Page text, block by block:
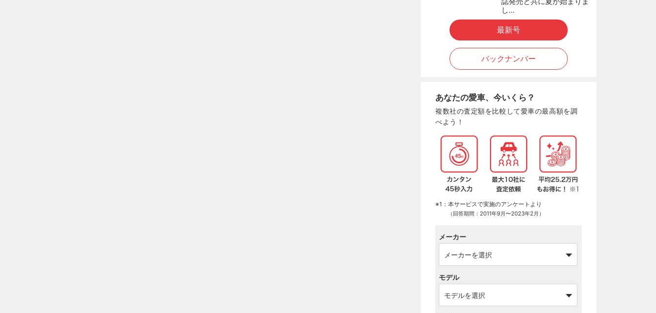
し…
最新号
バックナンバー
あなたの愛車、今いくら？
複数社の査定額を比較して愛車の最高額を調
べよう！
※1：本サービスで実施のアンケートより
（回答期間：2011年9月〜2023年2月）
メーカー
モデル